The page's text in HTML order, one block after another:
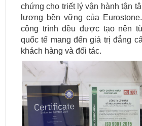
chứng cho triết lý vận hành tận
lượng bền vững của
công trình đều được tạo nên
quốc tế mang đến giá trị đẳng
khách hàng và đối tác.